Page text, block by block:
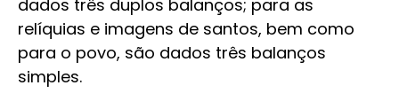
dados três duplos balanços; para as
relíquias e imagens de santos, bem como
para o povo, são dados três balanços
simples.